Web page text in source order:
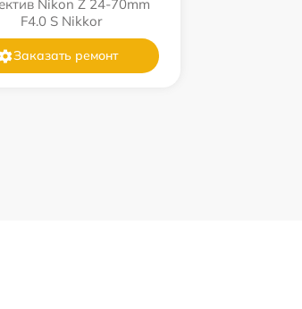
Nikon Z 24-70mm
F4.0 S Nikkor
Заказать ремонт